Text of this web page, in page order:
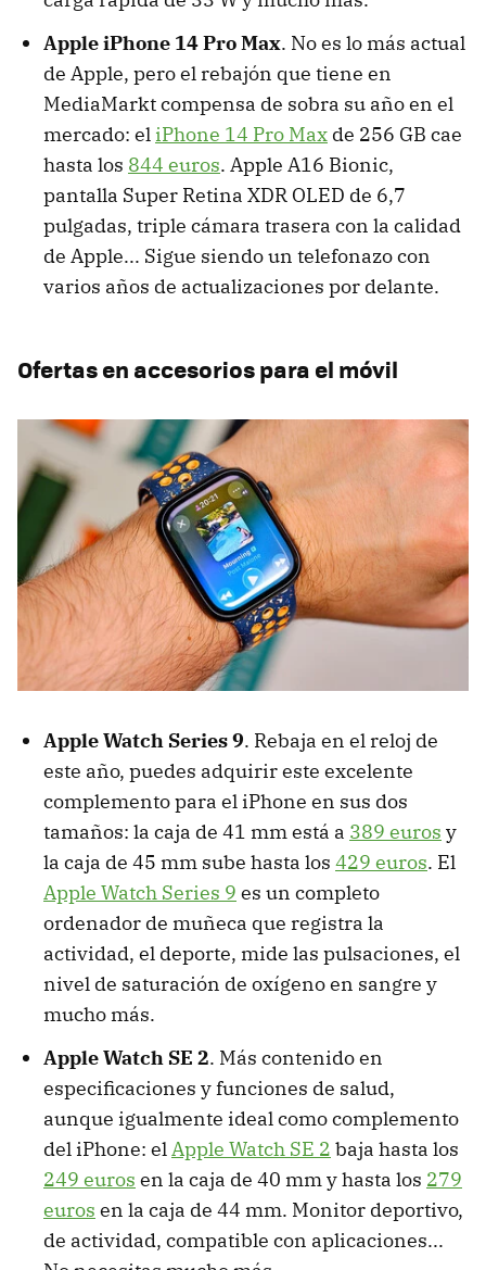
Apple iPhone 14 Pro Max. No es lo más actual
de Apple, pero el rebajón que tiene en
MediaMarkt compensa de sobra su año en el
mercado: el iPhone 14 Pro Max de 256 GB cae
hasta los 844 euros. Apple A16 Bionic,
pantalla Super Retina XDR OLED de 6,7
pulgadas, triple cámara trasera con la calidad
de Apple... Sigue siendo un telefonazo con
varios años de actualizaciones por delante.
Ofertas en accesorios para el móvil
Apple Watch Series 9. Rebaja en el reloj de
este año, puedes adquirir este excelente
complemento para el iPhone en sus dos
tamaños: la caja de 41 mm está a 389 euros y
la caja de 45 mm sube hasta los 429 euros. El
Apple Watch Series 9 es un completo
ordenador de muñeca que registra la
actividad, el deporte, mide las pulsaciones, el
nivel de saturación de oxígeno en sangre y
mucho más.
Apple Watch SE 2. Más contenido en
especificaciones y funciones de salud,
aunque igualmente ideal como complemento
del iPhone: el Apple Watch SE 2 baja hasta los
249 euros en la caja de 40 mm y hasta los 279
euros en la caja de 44 mm. Monitor deportivo,
de actividad, compatible con aplicaciones...